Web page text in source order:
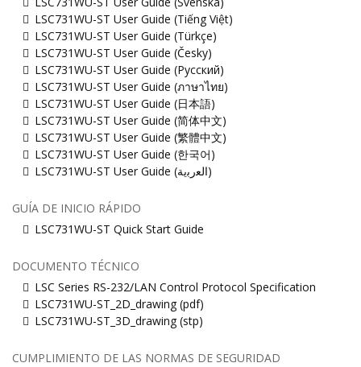
LSC731WU-ST User Guide (Tiếng Việt)
LSC731WU-ST User Guide (Türkçe)
LSC731WU-ST User Guide (Česky)
LSC731WU-ST User Guide (Русский)
LSC731WU-ST User Guide (ภาษาไทย)
LSC731WU-ST User Guide (日本語)
LSC731WU-ST User Guide (简体中文)
LSC731WU-ST User Guide (繁體中文)
LSC731WU-ST User Guide (한국어)
LSC731WU-ST User Guide (ﺍﻟﻌﺭﺑﻳﺔ)
GUÍA DE INICIO RÁPIDO
LSC731WU-ST Quick Start Guide
DOCUMENTO TÉCNICO
LSC Series RS-232/LAN Control Protocol Specification
LSC731WU-ST_2D_drawing (pdf)
LSC731WU-ST_3D_drawing (stp)
CUMPLIMIENTO DE LAS NORMAS DE SEGURIDAD